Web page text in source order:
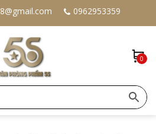
0962953359
0